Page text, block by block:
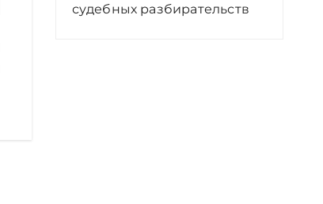
судебных разбирательств